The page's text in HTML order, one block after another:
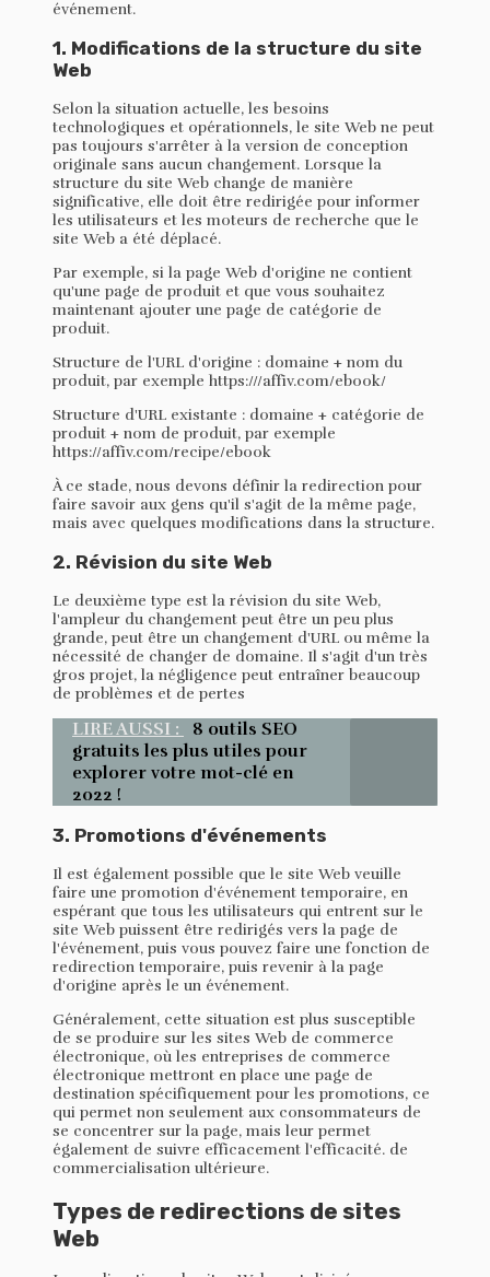
événement.
1. Modifications de la structure du site
Web
Selon la situation actuelle, les besoins
technologiques et opérationnels, le site Web ne peut
pas toujours s'arrêter à la version de conception
originale sans aucun changement. Lorsque la
structure du site Web change de manière
significative, elle doit être redirigée pour informer
les utilisateurs et les moteurs de recherche que le
site Web a été déplacé.
Par exemple, si la page Web d'origine ne contient
qu'une page de produit et que vous souhaitez
maintenant ajouter une page de catégorie de
produit.
Structure de l'URL d'origine : domaine + nom du
produit, par exemple https:///affiv.com/ebook/
Structure d'URL existante : domaine + catégorie de
produit + nom de produit, par exemple
https://affiv.com/recipe/ebook
À ce stade, nous devons définir la redirection pour
faire savoir aux gens qu'il s'agit de la même page,
mais avec quelques modifications dans la structure.
2. Révision du site Web
Le deuxième type est la révision du site Web,
l'ampleur du changement peut être un peu plus
grande, peut être un changement d'URL ou même la
nécessité de changer de domaine. Il s'agit d'un très
gros projet, la négligence peut entraîner beaucoup
de problèmes et de pertes
LIRE AUSSI :
8 outils SEO
gratuits les plus utiles pour
explorer votre mot-clé en
2022 !
3. Promotions d'événements
Il est également possible que le site Web veuille
faire une promotion d'événement temporaire, en
espérant que tous les utilisateurs qui entrent sur le
site Web puissent être redirigés vers la page de
l'événement, puis vous pouvez faire une fonction de
redirection temporaire, puis revenir à la page
d'origine après le un événement.
Généralement, cette situation est plus susceptible
de se produire sur les sites Web de commerce
électronique, où les entreprises de commerce
électronique mettront en place une page de
destination spécifiquement pour les promotions, ce
qui permet non seulement aux consommateurs de
se concentrer sur la page, mais leur permet
également de suivre efficacement l'efficacité. de
commercialisation ultérieure.
Types de redirections de sites
Web